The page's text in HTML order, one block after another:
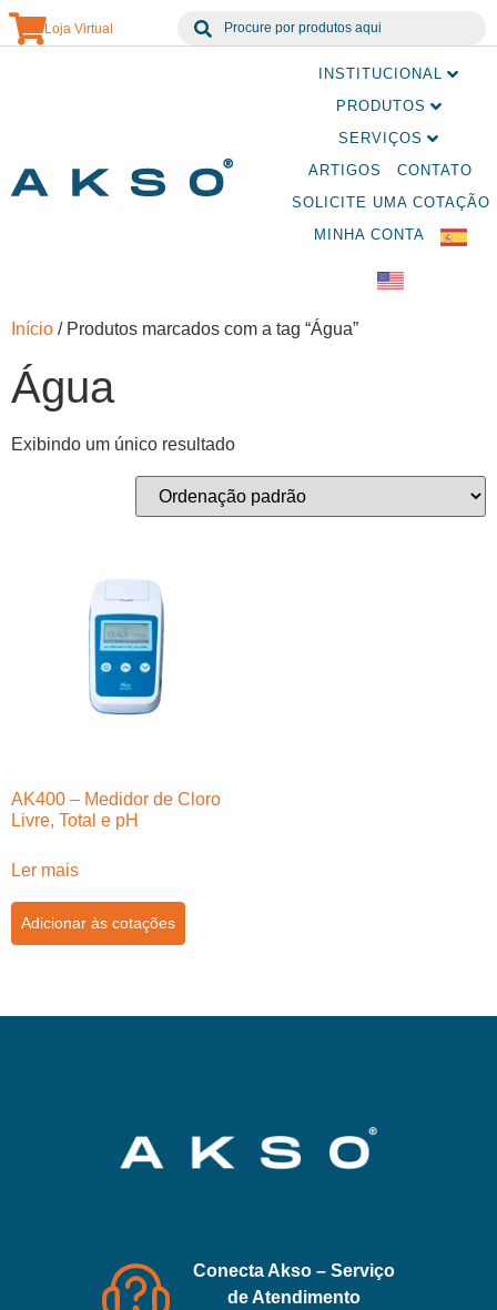
Loja Virtual
INSTITUCIONAL
PRODUTOS
SERVIÇOS
ARTIGOS
CONTATO
SOLICITE UMA COTAÇÃO
MINHA CONTA
Início / Produtos marcados com a tag “Água”
Água
Exibindo um único resultado
AK400 – Medidor de Cloro
Livre, Total e pH
Ler mais
Adicionar às cotações
Conecta Akso – Serviço
de Atendimento